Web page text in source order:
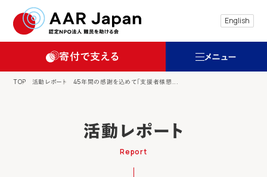
English
寄付で支える メニュー
TOP 活動レポート 45年間の感謝を込めて「支援者様懇...
活動レポート
Report